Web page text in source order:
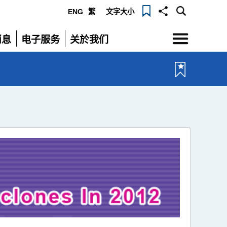
ENG 繁 文字大小
电子服务
展
关於我们
展
选
单